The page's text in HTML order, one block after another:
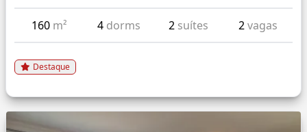
160 m² 4 dorms 2 suítes 2vagas
Destaque